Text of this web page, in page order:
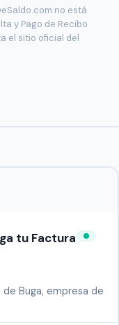
no está
y Pago de Recibo
el sitio oficial del
tu Factura
Buga, empresa de